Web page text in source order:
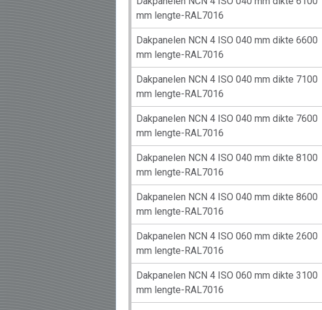
mm lengte-RAL7016
Dakpanelen NCN 4 ISO 040 mm dikte 6600
mm lengte-RAL7016
Dakpanelen NCN 4 ISO 040 mm dikte 7100
mm lengte-RAL7016
Dakpanelen NCN 4 ISO 040 mm dikte 7600
mm lengte-RAL7016
Dakpanelen NCN 4 ISO 040 mm dikte 8100
mm lengte-RAL7016
Dakpanelen NCN 4 ISO 040 mm dikte 8600
mm lengte-RAL7016
Dakpanelen NCN 4 ISO 060 mm dikte 2600
mm lengte-RAL7016
Dakpanelen NCN 4 ISO 060 mm dikte 3100
mm lengte-RAL7016